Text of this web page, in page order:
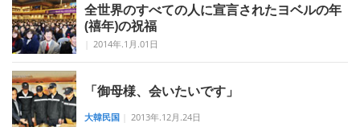
全世界のすべての人に宣言されたヨベルの年
(禧年)の祝福
2014年.1月.01日
「御母様、会いたいです」
大韓民国 2013年.12月.24日